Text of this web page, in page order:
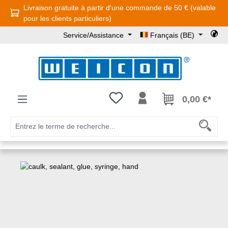
Passer au contenu principal
Livraison gratuite à partir d'une commande de 50 € (valable
pour les clients particuliers)
Service/Assistance Français (BE)
Vous avez 0 articles dans votre
0,00 €*